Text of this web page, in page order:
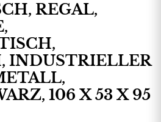
REGAL,
INDUSTRIELLER
106 X 53 X 95